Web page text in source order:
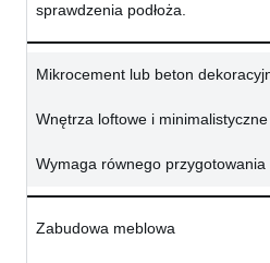
sprawdzenia podłoża.
Mikrocement lub beton
Wnętrza loftowe i minimalistyczne
Wymaga równego przygotowania
Zabudowa meblowa